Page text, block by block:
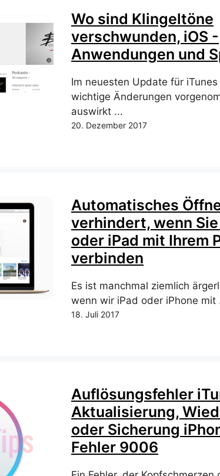
Wo sind Klingeltöne
verschwunden, iOS -
Anwendungen und
Im neuesten Update für
wichtige Änderungen
auswirkt ...
20. Dezember 2017
Automatisches
verhindert, wenn
oder iPad mit Ihrem
verbinden
Es ist manchmal ziemlich
wenn wir iPad oder iPhone mit
18. Juli 2017
Auflösungsfehler
Aktualisierung,
oder Sicherung
Fehler 9006